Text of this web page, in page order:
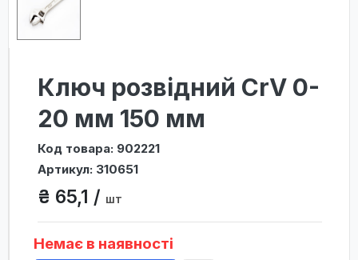
Ключ розвідний CrV 0-
20 мм 150 мм
Код товара: 902221
Артикул: 310651
₴ 65,1 / шт
Немає в наявності